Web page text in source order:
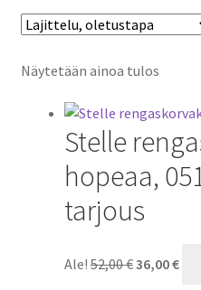
Näytetään ainoa tulos
Stelle
hopeaa,
tarjous
Ale!52,00€
hinta
36,00€